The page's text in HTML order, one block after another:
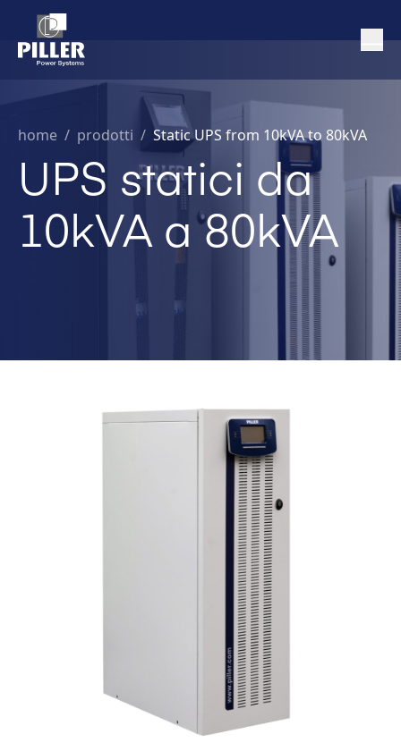
home / prodotti / Static UPS from 10kVA to 80kVA
UPS statici da
10kVA a 80kVA